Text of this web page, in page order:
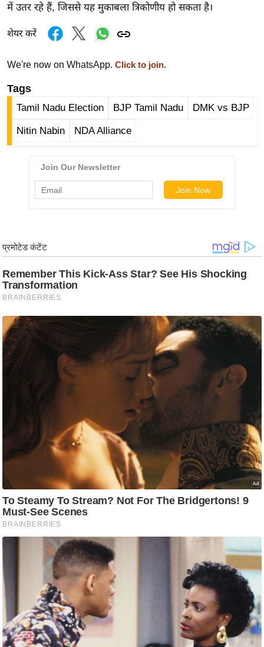
न
ग
बॉ
ली
वु
हॉ
मी
B
r
a
k
फ
स्टा
इ
जी
ब्यू
टी
में उतर रहे हैं, जिससे यह मुकाबला त्रिकोणीय हो सकता है।
शेयर करें
We're now on WhatsApp. Click to join.
Tags
Tamil Nadu Election BJP Tamil Nadu DMK vs BJP
Nitin Nabin NDA Alliance